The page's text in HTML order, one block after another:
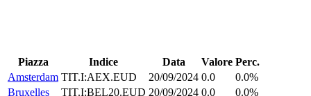
Piazza Indice Data Valore Perc.
Amsterdam TIT.I:AEX.EUD 20/09/2024 0.0
0.0%
Bruxelles
TIT.I:BEL20.EUD 20/09/2024 0.0
0.0%